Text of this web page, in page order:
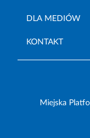
DLA MEDIÓW
KONTAKT
Miejska